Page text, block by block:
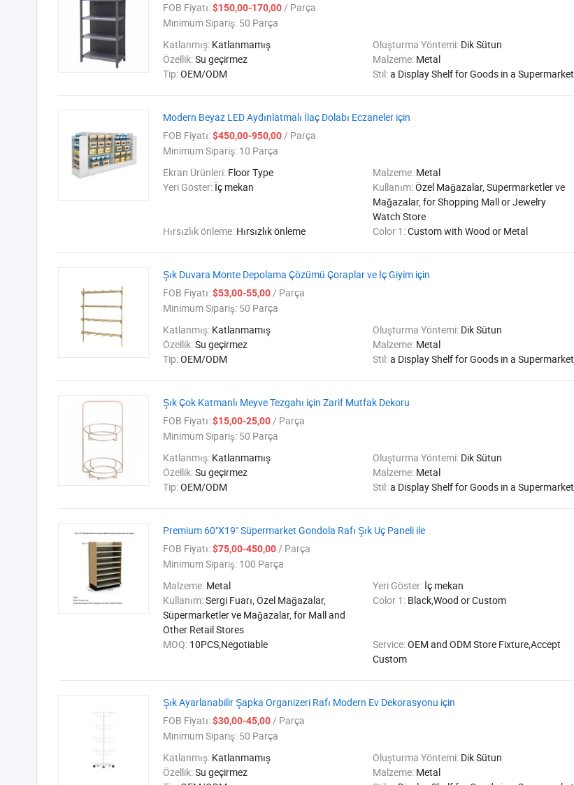
FOB Fiyatı:$150,00-170,00/ Parça
Minimum Sipariş: 50 Parça
Katlanmış: Katlanmamış Oluşturma Yöntemi: Dik Sütun
Özellik:Su geçirmez Malzeme: Metal
Tip:OEM/ODM Stil:a Display Shelf for Goods in a Supermarket
Modern Beyaz LED Aydınlatmalı İlaç Dolabı Eczaneler için
FOB Fiyatı:$450,00-950,00/ Parça
Minimum Sipariş: 10 Parça
Ekran Ürünleri: Floor Type Malzeme: Metal
Yeri Göster: İç mekan Kullanım:Özel Mağazalar, Süpermarketler ve
Mağazalar, for Shopping Mall or Jewelry
Watch Store
Hırsızlık önleme: Hırsızlık önleme Color 1:Custom with Wood or Metal
Şık Duvara Monte Depolama Çözümü Çoraplar ve İç Giyim için
FOB Fiyatı:$53,00-55,00/ Parça
Minimum Sipariş: 50 Parça
Katlanmış: Katlanmamış Oluşturma Yöntemi: Dik Sütun
Özellik:Su geçirmez Malzeme: Metal
Tip:OEM/ODM Stil:a Display Shelf for Goods in a Supermarket
Şık Çok Katmanlı Meyve Tezgahı için Zarif Mutfak Dekoru
FOB Fiyatı:$15,00-25,00/ Parça
Minimum Sipariş: 50 Parça
Katlanmış: Katlanmamış Oluşturma Yöntemi: Dik Sütun
Özellik:Su geçirmez Malzeme: Metal
Tip:OEM/ODM Stil:a Display Shelf for Goods in a Supermarket
Premium 60"X19" Süpermarket Gondola Rafı Şık Uç Paneli ile
FOB Fiyatı:$75,00-450,00/ Parça
Minimum Sipariş: 100 Parça
Malzeme: Metal Yeri Göster: İç mekan
Kullanım:Sergi Fuarı, Özel Mağazalar,
Süpermarketler ve Mağazalar, for Mall and
Other Retail Stores
Color 1: Black,Wood or Custom
MOQ: 10PCS,Negotiable Service:OEM and ODM Store Fixture,Accept
Custom
Şık Ayarlanabilir Şapka Organizeri Rafı Modern Ev Dekorasyonu için
FOB Fiyatı:$30,00-45,00/ Parça
Minimum Sipariş: 50 Parça
Katlanmış: Katlanmamış Oluşturma Yöntemi: Dik Sütun
Özellik:Su geçirmez Malzeme: Metal